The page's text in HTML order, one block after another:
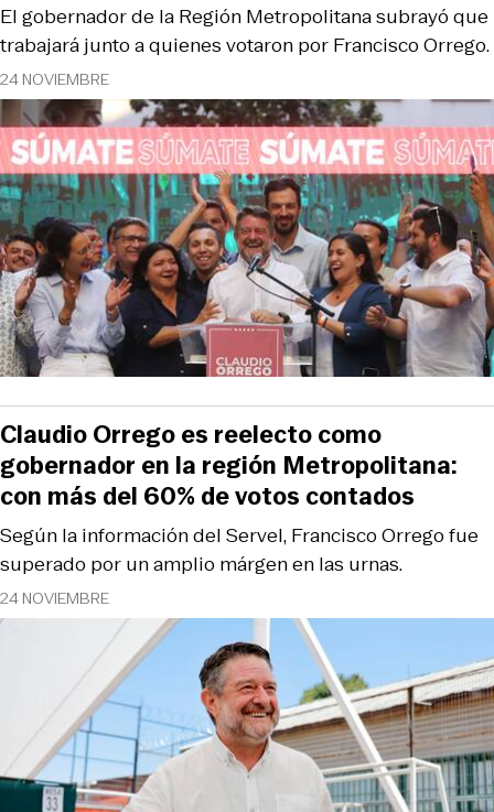
24 NOVIEMBRE
El gobernador de la Región Metropolitana subrayó que
trabajará junto a quienes votaron por Francisco Orrego.
24 NOVIEMBRE
Según la información del Servel, Francisco Orrego fue
superado por un amplio márgen en las urnas.
Claudio Orrego es reelecto como
gobernador en la región Metropolitana:
con más del 60% de votos contados